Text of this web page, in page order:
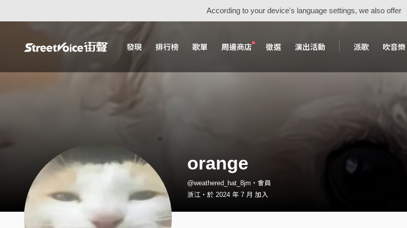
According to your device's language settings, we also offer
發現 排行榜 歌單 周邊商店 徵選 演出活動 派歌 吹音樂
orange
@weathered_hat_8jm・會員
浙江・於 2024 年 7 月 加入